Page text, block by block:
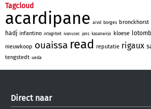
Tagcloud
acardipane aivd borges bronckhorst
hadj infantino integriteit ivanusec jans kasanwirjo kloese
nieuwkoop ouaissa read reputatie rigaux
tengstedt ueda
Direct naar